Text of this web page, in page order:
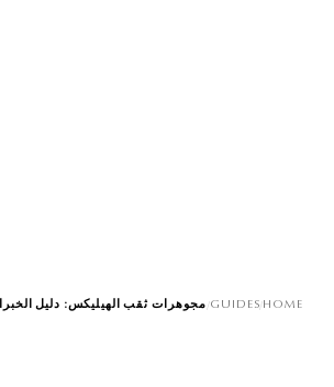
HOME
/
GUIDES
/مجوهرات ثقب الهيليكس: دليل الخبراء